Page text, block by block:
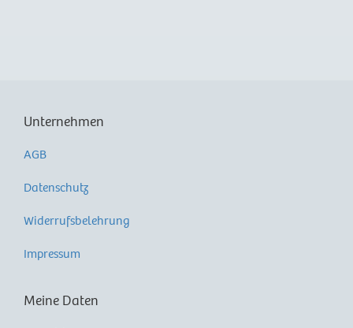
Unternehmen
AGB
Datenschutz
Widerrufsbelehrung
Impressum
Meine Daten